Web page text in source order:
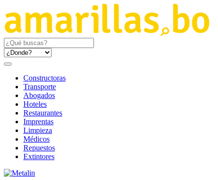
Constructoras
Transporte
Abogados
Hoteles
Restaurantes
Imprentas
Limpieza
Médicos
Repuestos
Extintores